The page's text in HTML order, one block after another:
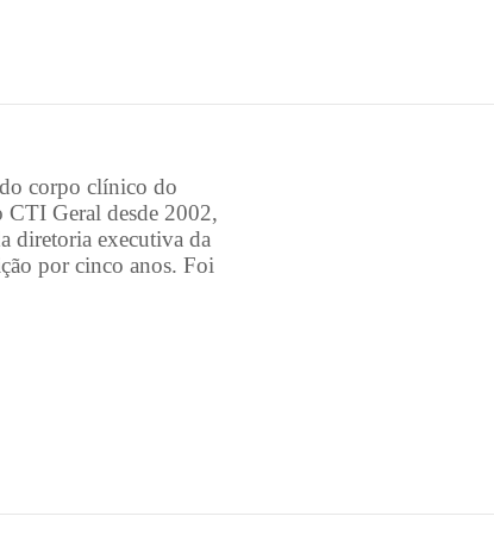
corpo clínico do
Geral desde 2002,
diretoria executiva da
por cinco anos. Foi